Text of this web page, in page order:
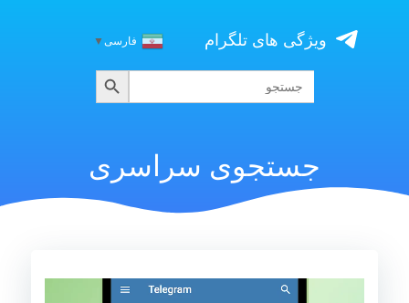
content
ویژگی های تلگرام فارسی▼
جستجو
برای:
جستجو
جستجوی سراسری